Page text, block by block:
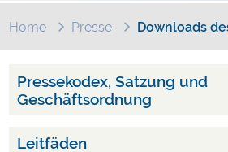
Home Presse Downloads
Pressekodex, Satzung und
Geschäftsordnung
Leitfäden